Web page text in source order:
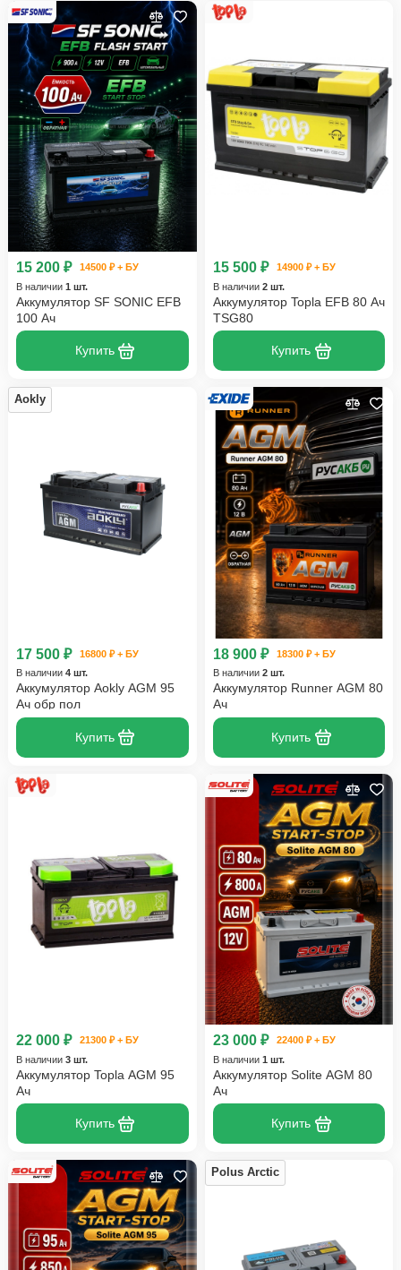
15 200 ₽
14500 ₽ + БУ
В наличии 1 шт.
Аккумулятор SF SONIC EFB
100 Ач
Купить
15 500 ₽
14900 ₽ + БУ
В наличии 2 шт.
Аккумулятор Topla EFB 80 Ач
TSG80
Купить
Aokly
17 500 ₽
16800 ₽ + БУ
В наличии 4 шт.
Аккумулятор Aokly AGM 95
Ач обр пол
Купить
18 900 ₽
18300 ₽ + БУ
В наличии 2 шт.
Аккумулятор Runner AGM 80
Ач
Купить
22 000 ₽
21300 ₽ + БУ
В наличии 3 шт.
Аккумулятор Topla AGM 95
Ач
Купить
23 000 ₽
22400 ₽ + БУ
В наличии 1 шт.
Аккумулятор Solite AGM 80
Ач
Купить
Polus Arctic